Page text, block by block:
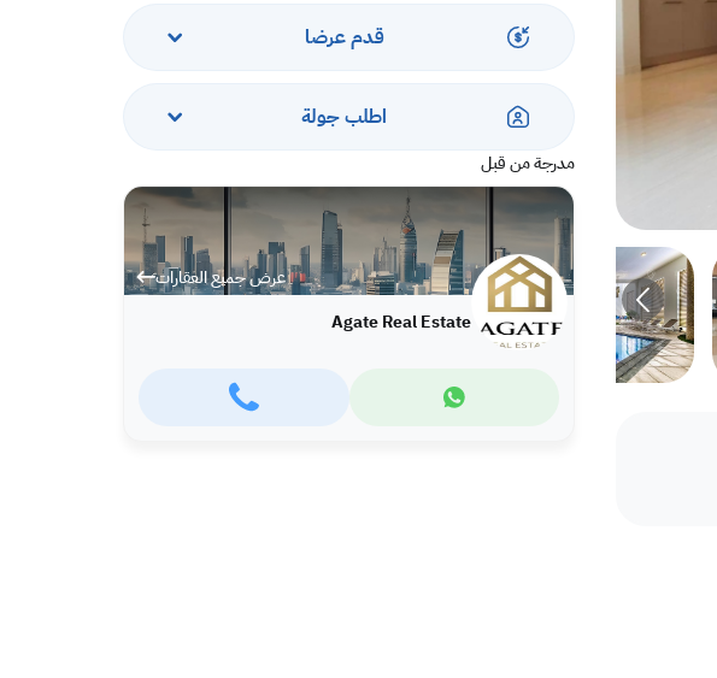
قدم عرضا
اطلب جولة
مدرجة من قبل
عرض جميع العقارات
Agate Real Estate